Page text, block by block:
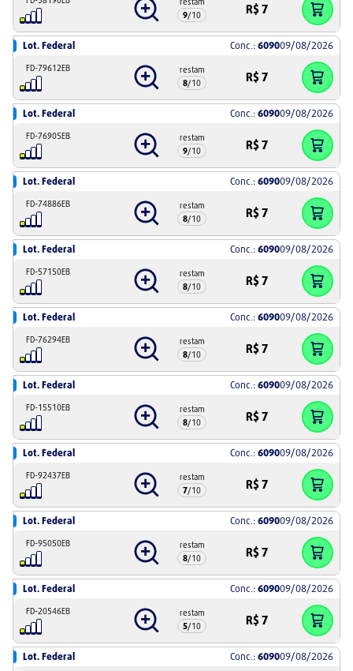
9/10 R$7
Lot. Federal Conc.: 609009/08/2026
FD-79612EB
restam
8/10 R$7
Lot. Federal Conc.: 609009/08/2026
FD-76905EB
restam
9/10 R$7
Lot. Federal Conc.: 609009/08/2026
FD-74886EB
restam
8/10 R$7
Lot. Federal Conc.: 609009/08/2026
FD-57150EB
restam
8/10 R$7
Lot. Federal Conc.: 609009/08/2026
FD-76294EB
restam
8/10 R$7
Lot. Federal Conc.: 609009/08/2026
FD-15510EB
restam
8/10 R$7
Lot. Federal Conc.: 609009/08/2026
FD-92437EB
restam
7/10 R$7
Lot. Federal Conc.: 609009/08/2026
FD-95050EB
restam
8/10 R$7
Lot. Federal Conc.: 609009/08/2026
FD-20546EB
restam
5/10 R$7
Lot. Federal Conc.: 609009/08/2026